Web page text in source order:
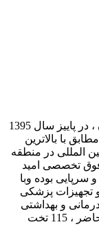
بیمارستان تخصصی و فوق تخصصی امید تهران ، در پاییز سال 1395
با بالاترین
المللی در منطقه
تخصصی امید
سرپایی بوده وبا
تجهیزات پزشکی
و بهداشتی
مطلوب در سطح بین الملل می باشد . درحال حاضر ، 115 تخت